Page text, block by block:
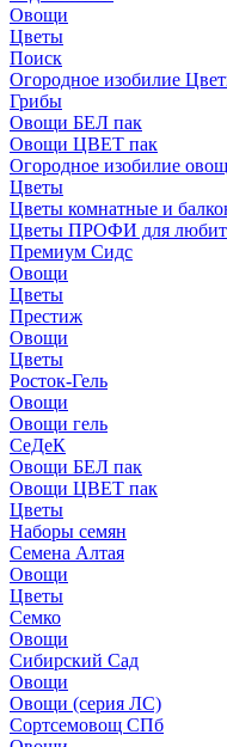
Овощи
Цветы
Поиск
Огородное изобилие
Грибы
Овощи БЕЛ пак
Овощи ЦВЕТ пак
Огородное изобилие
Цветы
Цветы комнатные и
Цветы ПРОФИ для
Премиум Сидс
Овощи
Цветы
Престиж
Овощи
Цветы
Росток-Гель
Овощи
Овощи гель
СеДеК
Овощи БЕЛ пак
Овощи ЦВЕТ пак
Цветы
Наборы семян
Семена Алтая
Овощи
Цветы
Семко
Овощи
Сибирский Сад
Овощи
Овощи (серия ЛС)
Сортсемовощ СПб